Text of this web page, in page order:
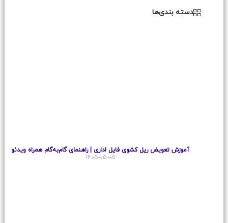
دسته بندی‌ها
آموزش تعویض ریل کشوی فایل اداری | راهنمای گام‌به‌گام همراه ویدئو
1405-05-05